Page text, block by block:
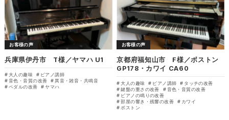
お客様の声
兵庫県伊丹市 T様／ヤマハ U1
大人の趣味
ピアノ講師
音色・音質の改善
異音・雑音・共鳴音
ペダルの改善
ヤマハ
お客様の声
京都府福知山市 F様／ボストン
GP178・カワイ CA60
大人の趣味 ピアノ講師
タッチの改善
鍵盤の重さの改善
音色・音質の改善
ピアノの鳴りの改善
部屋の響き・残響の改善
カワイ
ボストン